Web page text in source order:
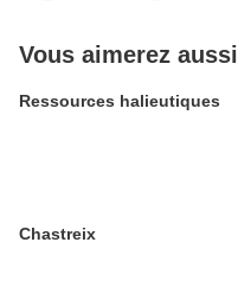
Vous aimerez aussi
Ressources halieutiques
Chastreix